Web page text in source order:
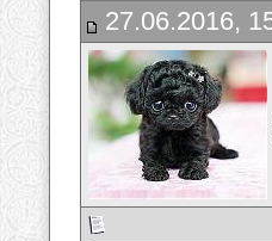
27.06.2016,